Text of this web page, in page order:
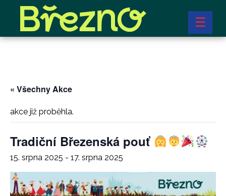
☰
« Všechny Akce
akce již proběhla.
Tradiční Březenská pouť
15. srpna 2025 - 17. srpna 2025